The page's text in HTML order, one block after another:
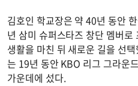
김호인 학교장은 약 40년 동안
년 삼미 슈퍼스타즈 창단 멤버
생활을 마친 뒤 새로운 길을 선
는 19년 동안 KBO 리그 그라운
가운데에 섰다.